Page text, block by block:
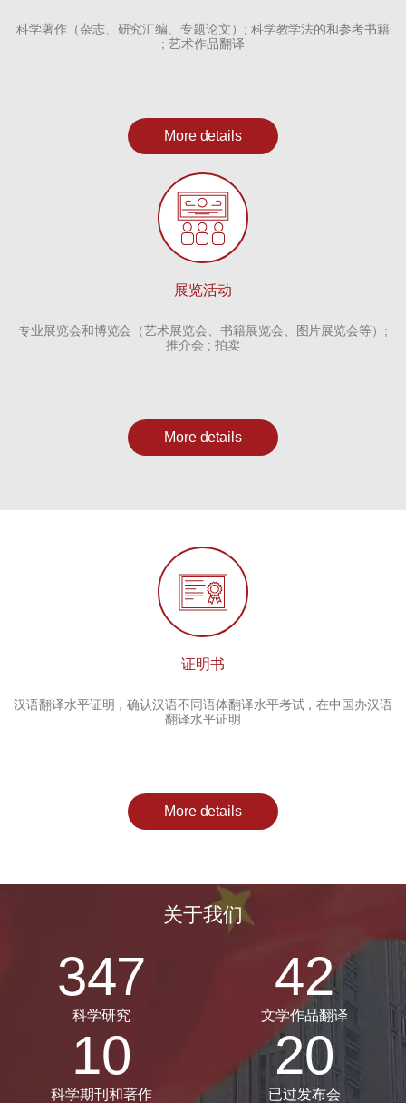
科学著作（杂志、研究汇编、专题论文）; 科学教学法的和参考书籍
; 艺术作品翻译
More details
展览活动
专业展览会和博览会（艺术展览会、书籍展览会、图片展览会等）;
推介会 ; 拍卖
More details
证明书
汉语翻译水平证明，确认汉语不同语体翻译水平考试，在中国办汉语
翻译水平证明
More details
关于我们
347
科学研究
42
文学作品翻译
10
科学期刊和著作
20
已过发布会